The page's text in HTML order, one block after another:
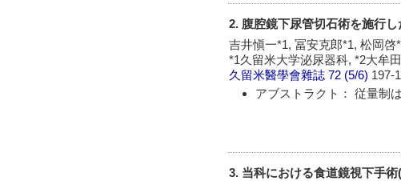
2. 腹腔鏡下尿管切石術を施行し
吉井愼一*1, 冨安克郎*1, 松岡
*1久留米大学泌尿器科, *2大牟
久留米醫學會雜誌 72 (5/6) 197-
アブストラクト： 従量制
3. 当科における食道鏡視下手